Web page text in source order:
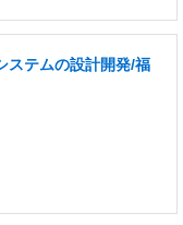
ステムの設計開発/福